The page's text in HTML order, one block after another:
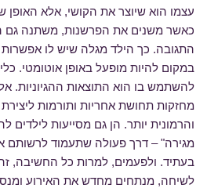
עצמו הוא שיוצר את הקושי, אלא האופן
כאשר משנים את הפרשנות, משתנה גם
התגובה. כך הילד מגלה שיש לו אפשרות
במקום להיות מופעל באופן אוטומטי.
להשתמש בו הוא התוצאות ההגיוניות.
מחזקות תחושת אחריות ותורמות ליצירת
והרמונית יותר. הן גם מסייעות לילדים
מגירה" – דרך פעולה שתעמוד לרשותם
בעתיד. ולפעמים, למרות כל החשיבה, זה
לשיחה, מנתחים מחדש את האירוע